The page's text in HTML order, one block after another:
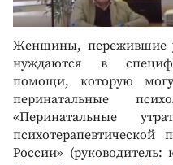
Женщины, пережившие
нуждаются в
помощи, которую
перинатальные
«Перинатальные
России»